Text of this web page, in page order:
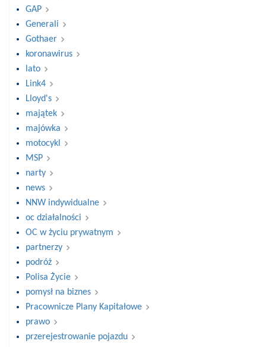
GAP
Generali
Gothaer
koronawirus
lato
Link4
Lloyd's
majątek
majówka
motocykl
MSP
narty
news
NNW indywidualne
oc działalności
OC w życiu prywatnym
partnerzy
podróż
Polisa Życie
pomysł na biznes
Pracownicze Plany Kapitałowe
prawo
przerejestrowanie pojazdu